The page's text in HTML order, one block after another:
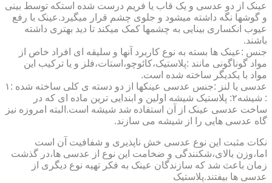
عینک از دو عدسی و یک قاب یا فریم درست شده استکه توسط بینی
و گوشها نگه داشته میشود و جلوی چشم قرار میگیرد.عینک با رفع
عیوب انکساری بینایی به چشمها کمک میکند تا دید بهتری داشته
باشند.
جنس :عینک ها بسته به نوع کاربرد آنها و سلیقه ای افراد خاص از
مواد گوناگونی مانند :پلاستیک،کائوچو،استات،فلز و یا ترکیب این
مواد با یکدیگر ساخته شده است.
عدسی یا لنز :جنس عدسی عینکها از دو دسته ی کلی ساخته شده :۱
: شیشه۲: پلاستیک شیشه اولین و ابندایی ترین ماده ای که در
ساخت عدسی عینک از آن استفاده شد شیشه است.البته امروزه نیز
گاه عدسی هایی را از شیشه می سازند.
نکات مثبت این نوع عدسی خش ناپذیری و شفافیت آن است
اما،وزن بالای،شکنندگی و ضخامت این نوع از عدسی ها،در گذشت
زمان باعث شد که سازندگان عینک به فکر تهیه نوع دیگری از
عدسی ها بیفتند.پلاستیک